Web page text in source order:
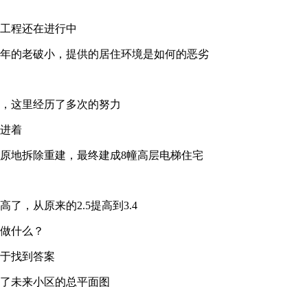
程还在进行中
的老破小，提供的居住环境是如何的恶劣
这里经历了多次的努力
着
地拆除重建，最终建成8幢高层电梯住宅
了，从原来的2.5提高到3.4
什么？
找到答案
未来小区的总平面图